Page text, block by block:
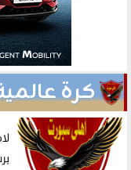
كرة